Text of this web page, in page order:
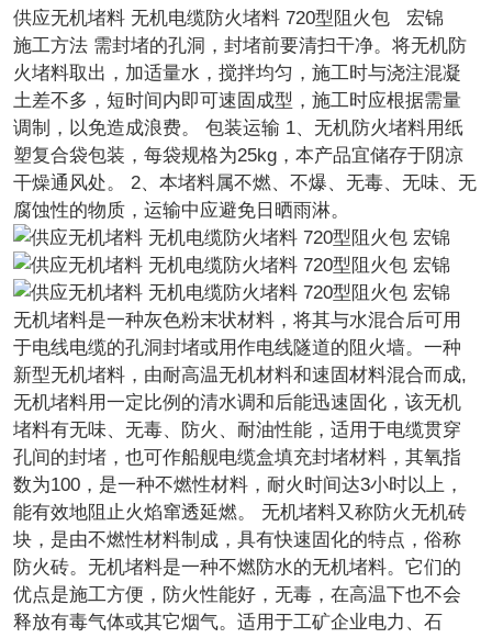
供应无机堵料 无机电缆防火堵料 720型阻火包 宏锦
施工方法 需封堵的孔洞，封堵前要清扫干净。将无机防
火堵料取出，加适量水，搅拌均匀，施工时与浇注混凝
土差不多，短时间内即可速固成型，施工时应根据需量
调制，以免造成浪费。 包装运输 1、无机防火堵料用纸
塑复合袋包装，每袋规格为25kg，本产品宜储存于阴凉
干燥通风处。 2、本堵料属不燃、不爆、无毒、无味、无
腐蚀性的物质，运输中应避免日晒雨淋。
无机堵料是一种灰色粉末状材料，将其与水混合后可用
于电线电缆的孔洞封堵或用作电线隧道的阻火墙。一种
新型无机堵料，由耐高温无机材料和速固材料混合而成,
无机堵料用一定比例的清水调和后能迅速固化，该无机
堵料有无味、无毒、防火、耐油性能，适用于电缆贯穿
孔间的封堵，也可作船舰电缆盒填充封堵材料，其氧指
数为100，是一种不燃性材料，耐火时间达3小时以上，
能有效地阻止火焰窜透延燃。 无机堵料又称防火无机砖
块，是由不燃性材料制成，具有快速固化的特点，俗称
防火砖。无机堵料是一种不燃防水的无机堵料。它们的
优点是施工方便，防火性能好，无毒，在高温下也不会
释放有毒气体或其它烟气。适用于工矿企业电力、石